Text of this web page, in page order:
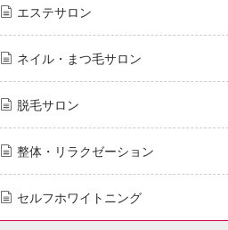
エステサロン
ネイル・まつ毛サロン
脱毛サロン
整体・リラクゼーション
セルフホワイトニング